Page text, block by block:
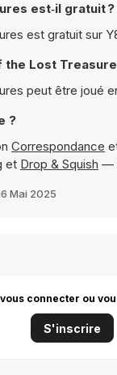
est‑il gratuit ?
est gratuit sur
Lost
peut être joué
?
Correspondance
et Drop & Squish —
Mai 2025
connecter ou
S'inscrire